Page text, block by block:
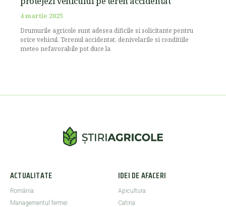
4 martie 2025
Drumurile agricole sunt adesea dificile si solicitante pentru
orice vehicul. Terenul accidentat, denivelarile si conditiile
meteo nefavorabile pot duce la
ACTUALITATE
România
Managementul fermei
IDEI DE AFACERI
Apicultura
Catina